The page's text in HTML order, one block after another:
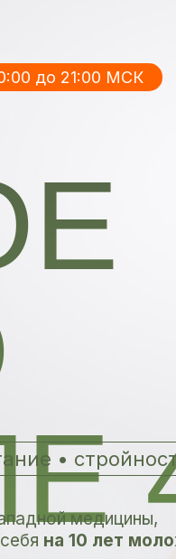
до 21:00 МСК
•
медицины,
на 10 лет